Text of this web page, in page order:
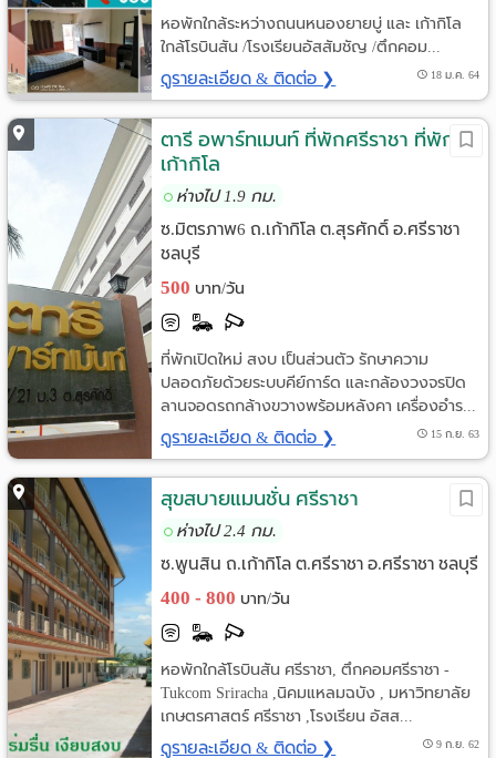
หอพักใกล้ระหว่างถนนหนองยายบู่ และ เก้ากิโล
ใกล้โรบินสัน /โรงเรียนอัสสัมชัญ /ตึกคอม...
ดูรายละเอียด & ติดต่อ ❯ 18 ม.ค. 64
ตารี อพาร์ทเมนท์ ที่พักศรีราชา ที่พัก
เก้ากิโล
ห่างไป 1.9 กม.
ซ.มิตรภาพ6 ถ.เก้ากิโล ต.สุรศักดิ์ อ.ศรีราชา
ชลบุรี
500 บาท/วัน
ที่พักเปิดใหม่ สงบ เป็นส่วนตัว รักษาความ
ปลอดภัยด้วยระบบคีย์การ์ด และกล้องวงจรปิด
ลานจอดรถกล้างขวางพร้อมหลังคา เครื่องอำร...
ดูรายละเอียด & ติดต่อ ❯ 15 ก.ย. 63
สุขสบายแมนชั่น ศรีราชา
ห่างไป 2.4 กม.
ซ.พูนสิน ถ.เก้ากิโล ต.ศรีราชา อ.ศรีราชา ชลบุรี
400 - 800 บาท/วัน
หอพักใกล้โรบินสัน ศรีราชา, ตึกคอมศรีราชา -
Tukcom Sriracha ,นิคมแหลมฉบัง , มหาวิทยาลัย
เกษตรศาสตร์ ศรีราชา ,โรงเรียน อัสส...
ดูรายละเอียด & ติดต่อ ❯ 9 ก.ย. 62